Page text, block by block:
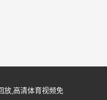
放,高清体育视频免